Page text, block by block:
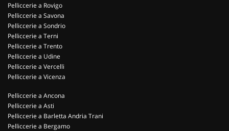
Pelliccerie a Rovigo
Pelliccerie a Savona
Pelliccerie a Sondrio
Pelliccerie a Terni
Pelliccerie a Trento
Pelliccerie a Udine
Pelliccerie a Vercelli
Pelliccerie a Vicenza
Pelliccerie a Ancona
Pelliccerie a Asti
Pelliccerie a Barletta Andria Trani
Pelliccerie a Bergamo